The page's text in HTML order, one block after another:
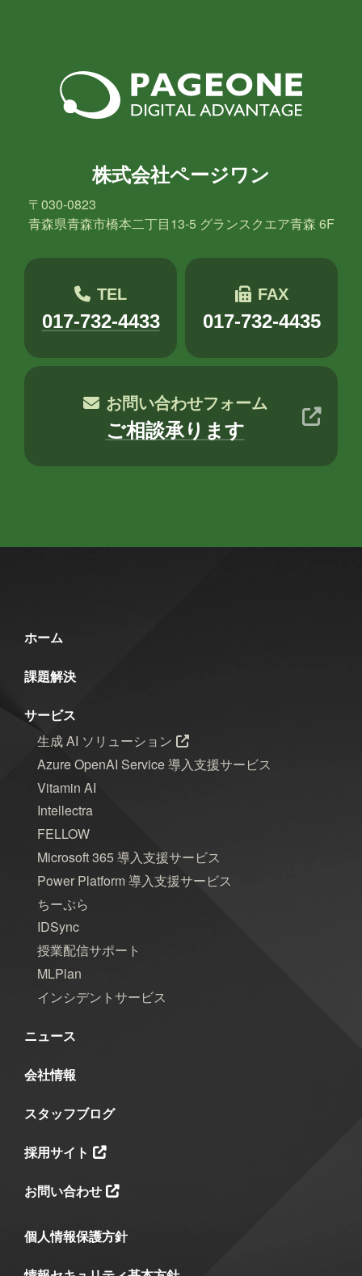
株式会社ページワン
〒030-0823
青森県青森市橋本二丁目13-5 グランスクエア青森 6F
TEL
017-732-4433
FAX
017-732-4435
お問い合わせフォーム
ご相談承ります
ホーム
課題解決
サービス
生成 AI ソリューション
Azure OpenAI Service 導入支援サービス
Vitamin AI
Intellectra
FELLOW
Microsoft 365 導入支援サービス
Power Platform 導入支援サービス
ちーぷら
IDSync
授業配信サポート
MLPlan
インシデントサービス
ニュース
会社情報
スタッフブログ
採用サイト
お問い合わせ
個人情報保護方針